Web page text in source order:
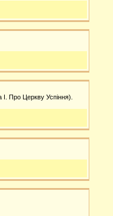
Про Церкву Успіння).